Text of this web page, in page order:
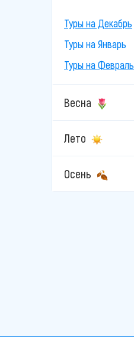
Туры на Декабрь
Туры на Январь
Туры на Февраль
Весна
Лето
Осень